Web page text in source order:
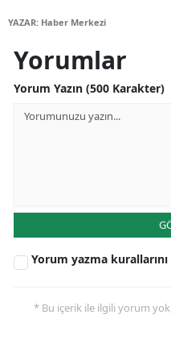
YAZAR: Haber Merkezi
Yorumlar
Yorum Yazın (500 Karakter)
Yorum yazma kurallarını
* Bu içerik ile ilgili yorum